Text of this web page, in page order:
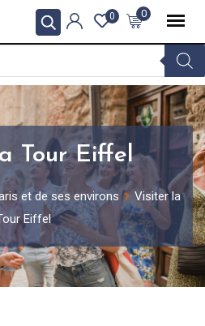
0
0
Tour Eiffel
et de ses environs
Visiter la
Eiffel